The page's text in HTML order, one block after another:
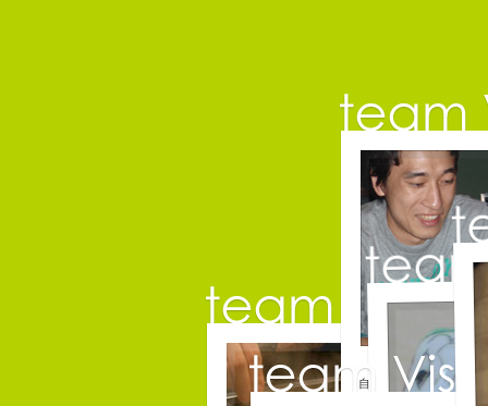
佐藤
コピーライ
自己紹介ジェネレータ